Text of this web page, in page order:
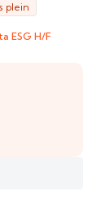
plein
ESG H/F